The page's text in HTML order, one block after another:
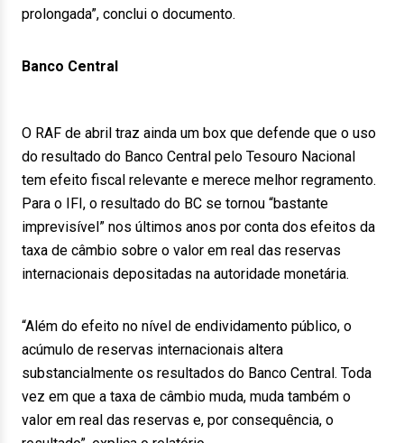
prolongada”, conclui o documento.
Banco Central
O RAF de abril traz ainda um box que defende que o uso
do resultado do Banco Central pelo Tesouro Nacional
tem efeito fiscal relevante e merece melhor regramento.
Para o IFI, o resultado do BC se tornou “bastante
imprevisível” nos últimos anos por conta dos efeitos da
taxa de câmbio sobre o valor em real das reservas
internacionais depositadas na autoridade monetária.
“Além do efeito no nível de endividamento público, o
acúmulo de reservas internacionais altera
substancialmente os resultados do Banco Central. Toda
vez em que a taxa de câmbio muda, muda também o
valor em real das reservas e, por consequência, o